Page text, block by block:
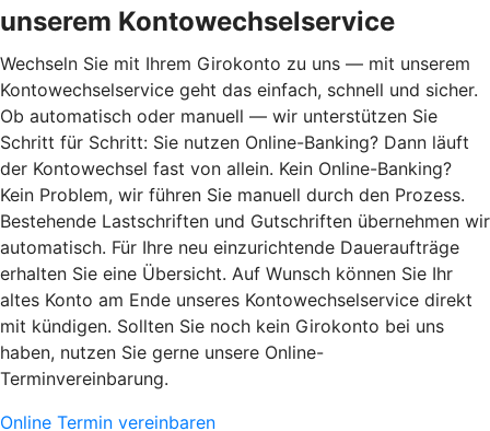
unserem Kontowechselservice
Wechseln Sie mit Ihrem Girokonto zu uns — mit unserem
Kontowechselservice geht das einfach, schnell und sicher.
Ob automatisch oder manuell — wir unterstützen Sie
Schritt für Schritt: Sie nutzen Online-Banking? Dann läuft
der Kontowechsel fast von allein. Kein Online-Banking?
Kein Problem, wir führen Sie manuell durch den Prozess.
Bestehende Lastschriften und Gutschriften übernehmen wir
automatisch. Für Ihre neu einzurichtende Daueraufträge
erhalten Sie eine Übersicht. Auf Wunsch können Sie Ihr
altes Konto am Ende unseres Kontowechselservice direkt
mit kündigen. Sollten Sie noch kein Girokonto bei uns
haben, nutzen Sie gerne unsere Online-
Terminvereinbarung.
Online Termin vereinbaren